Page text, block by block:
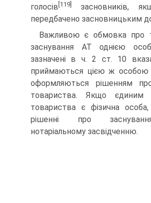
голосів [119]
засновників,
передбачено засновни­цьким
Важливою є обмовка про
заснування АТ однією
зазначені в ч. 2 ст. 10
приймаються цією ж особою
оформ­ляються рішенням
товариства. Якщо єди­ним
товариства є фізична
рішенні про
нотаріальному засвідченню.